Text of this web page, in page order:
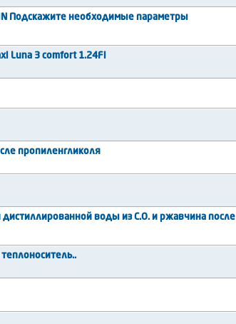
Подскажите необходимые параметры
Luna 3 comfort 1.24Fi
пропиленгликоля
дистиллированной воды из С.О. и ржавчина после